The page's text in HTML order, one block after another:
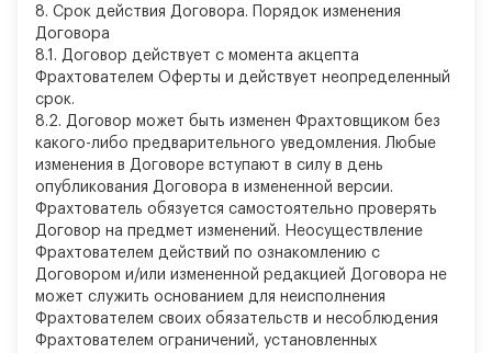
8. Срок действия Договора. Порядок изменения
Договора
8.1. Договор действует с момента акцепта
Фрахтователем Оферты и действует неопределенный
срок.
8.2. Договор может быть изменен Фрахтовщиком без
какого-либо предварительного уведомления. Любые
изменения в Договоре вступают в силу в день
опубликования Договора в измененной версии.
Фрахтователь обязуется самостоятельно проверять
Договор на предмет изменений. Неосуществление
Фрахтователем действий по ознакомлению с
Договором и/или измененной редакцией Договора не
может служить основанием для неисполнения
Фрахтователем своих обязательств и несоблюдения
Фрахтователем ограничений, установленных